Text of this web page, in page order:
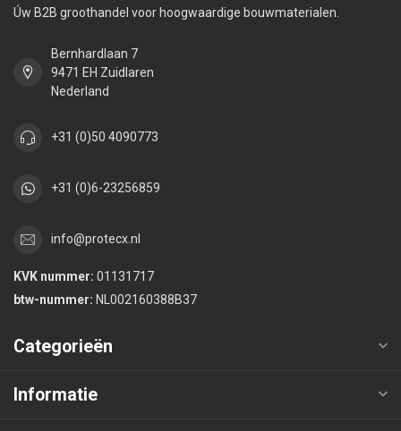
Úw B2B groothandel voor hoogwaardige bouwmaterialen.
Bernhardlaan 7
9471 EH Zuidlaren
Nederland
+31 (0)50 4090773
+31 (0)6-23256859
info@protecx.nl
KVK nummer: 01131717
btw-nummer: NL002160388B37
Categorieën
Informatie